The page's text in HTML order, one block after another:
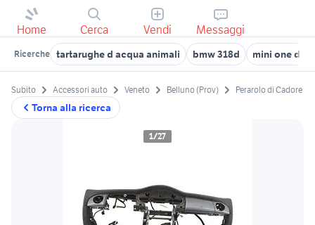
Home Cerca Vendi Messaggi
Ricerche tartarughe d acqua animali bmw 318d mini one d 1.4
Torna alla ricerca
Subito Accessori auto Veneto Belluno (Prov) Perarolo di Cadore
1/27